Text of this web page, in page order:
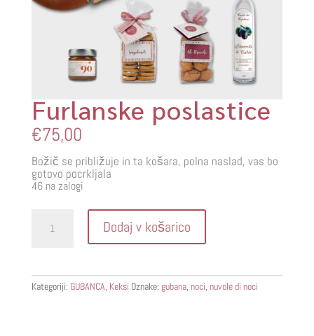
Furlanske poslastice
€75,00
Božič se približuje in ta košara, polna naslad, vas bo
gotovo pocrkljala
46 na zalogi
poslastice
Dodaj v košarico
Kategoriji: GUBANCA, Keksi Oznake: gubana, noci, nuvole di noci